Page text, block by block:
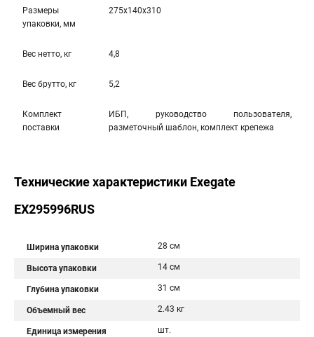
Размеры
упаковки, мм
275x140x310
Вес нетто, кг 4,8
Вес брутто, кг 5,2
Комплект
поставки
ИБП, руководство пользователя,
разметочный шаблон, комплект крепежа
Технические характеристики Exegate
EX295996RUS
Ширина упаковки 28 см
Высота упаковки 14 см
Глубина упаковки 31 см
Объемный вес 2.43 кг
Единица измерения шт.